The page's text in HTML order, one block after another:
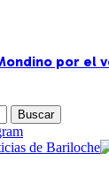
por el